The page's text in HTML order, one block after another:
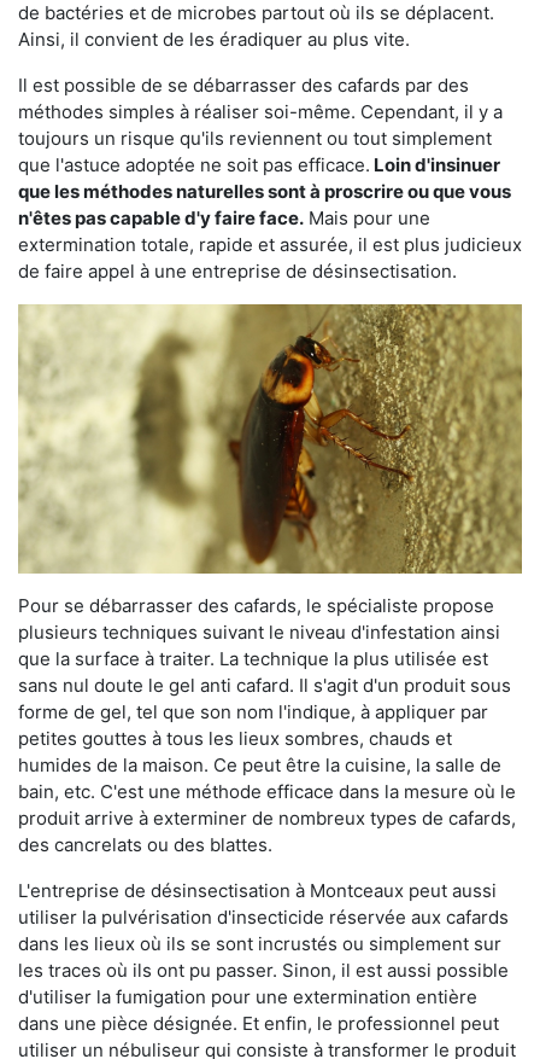
de bactéries et de microbes partout où ils se déplacent.
Ainsi, il convient de les éradiquer au plus vite.
Il est possible de se débarrasser des cafards par des
méthodes simples à réaliser soi-même. Cependant, il y a
toujours un risque qu'ils reviennent ou tout simplement
que l'astuce adoptée ne soit pas efficace. Loin d'insinuer
que les méthodes naturelles sont à proscrire ou que vous
n'êtes pas capable d'y faire face. Mais pour une
extermination totale, rapide et assurée, il est plus judicieux
de faire appel à une entreprise de désinsectisation.
Pour se débarrasser des cafards, le spécialiste propose
plusieurs techniques suivant le niveau d'infestation ainsi
que la surface à traiter. La technique la plus utilisée est
sans nul doute le gel anti cafard. Il s'agit d'un produit sous
forme de gel, tel que son nom l'indique, à appliquer par
petites gouttes à tous les lieux sombres, chauds et
humides de la maison. Ce peut être la cuisine, la salle de
bain, etc. C'est une méthode efficace dans la mesure où le
produit arrive à exterminer de nombreux types de cafards,
des cancrelats ou des blattes.
L'entreprise de désinsectisation à Montceaux peut aussi
utiliser la pulvérisation d'insecticide réservée aux cafards
dans les lieux où ils se sont incrustés ou simplement sur
les traces où ils ont pu passer. Sinon, il est aussi possible
d'utiliser la fumigation pour une extermination entière
dans une pièce désignée. Et enfin, le professionnel peut
utiliser un nébuliseur qui consiste à transformer le produit